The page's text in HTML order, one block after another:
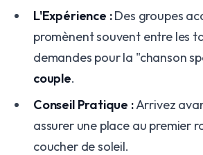
L'Expérience :Des groupes
promènent souvent entre les
demandes pour la "chanson
couple.
Conseil Pratique :Arrivez
assurer une place au premier
coucher de soleil.